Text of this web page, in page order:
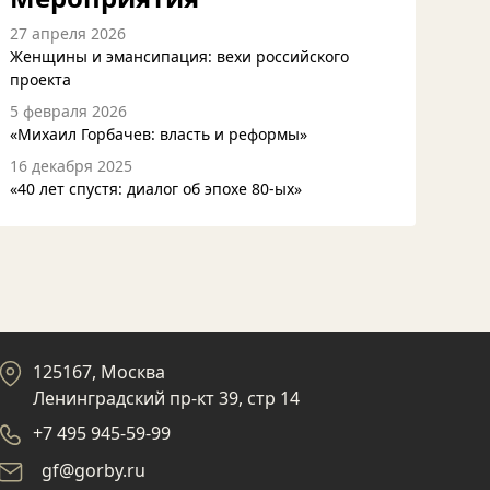
27 апреля 2026
Женщины и эмансипация: вехи российского
проекта
5 февраля 2026
«Михаил Горбачев: власть и реформы»
16 декабря 2025
«40 лет спустя: диалог об эпохе 80-ых»
125167, Москва
Ленинградский пр-кт 39, стр 14
+7 495 945-59-99
gf@gorby.ru